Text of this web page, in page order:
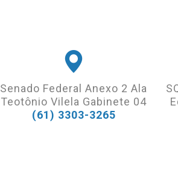
Senado Federal Anexo 2 Ala
Teotônio Vilela Gabinete 04
(61) 3303-3265